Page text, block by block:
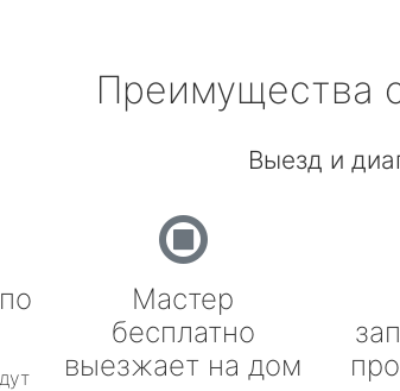
Преимущества
Выезд и
Мастер
бесплатно
выезжает на дом